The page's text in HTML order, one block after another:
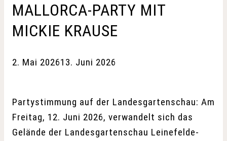
MALLORCA-PARTY MIT
MICKIE KRAUSE
2. Mai 202613. Juni 2026
Partystimmung auf der Landesgartenschau: Am
Freitag, 12. Juni 2026, verwandelt sich das
Gelände der Landesgartenschau Leinefelde-